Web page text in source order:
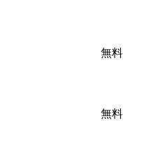
無料
無料